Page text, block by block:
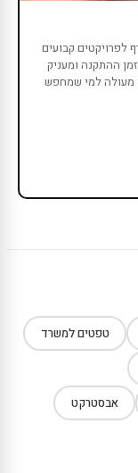
קבועים
ההתקנה ומעניק
מעולה למי שמחפש
טפטים למשרד
אבסטרקט